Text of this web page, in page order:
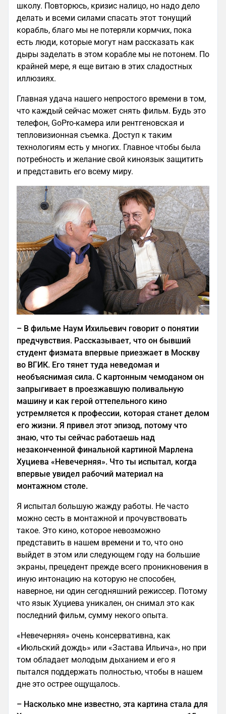
школу. Повторюсь, кризис налицо, но надо дело
делать и всеми силами спасать этот тонущий
корабль, благо мы не потеряли кормчих, пока
есть люди, которые могут нам рассказать как
дыры заделать в этом корабле мы не потонем. По
крайней мере, я еще витаю в этих сладостных
иллюзиях.
Главная удача нашего непростого времени в том,
что каждый сейчас может снять фильм. Будь это
телефон, GoPro-камера или рентгеновская и
тепловизионная съемка. Доступ к таким
технологиям есть у многих. Главное чтобы была
потребность и желание свой киноязык защитить
и представить его всему миру.
– В фильме Наум Ихильевич говорит о понятии
предчувствия. Рассказывает, что он бывший
студент физмата впервые приезжает в Москву
во ВГИК. Его тянет туда неведомая и
необъяснимая сила. С картонным чемоданом он
запрыгивает в проезжавшую поливальную
машину и как герой оттепельного кино
устремляется к профессии, которая станет делом
его жизни. Я привел этот эпизод, потому что
знаю, что ты сейчас работаешь над
незаконченной финальной картиной Марлена
Хуциева «Невечерняя». Что ты испытал, когда
впервые увидел рабочий материал на
монтажном столе.
Я испытал большую жажду работы. Не часто
можно сесть в монтажной и прочувствовать
такое. Это кино, которое невозможно
представить в нашем времени и то, что оно
выйдет в этом или следующем году на большие
экраны, прецедент прежде всего проникновения в
иную интонацию на которую не способен,
наверное, ни один сегодняшний режиссер. Потому
что язык Хуциева уникален, он снимал это как
последний фильм, сумму некого опыта.
«Невечерняя» очень консервативна, как
«Июльский дождь» или «Застава Ильича», но при
том обладает молодым дыханием и его я
пытался поддержать полностью, чтобы в нашем
дне это острее ощущалось.
– Насколько мне известно, эта картина стала для